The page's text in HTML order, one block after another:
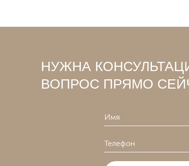
НУЖНА
ВОПРОС ПРЯМО